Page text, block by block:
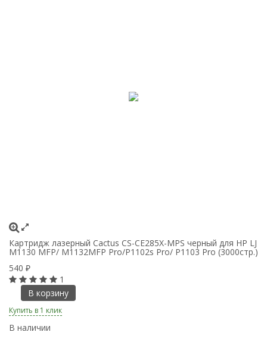
Картридж лазерный Cactus CS-CE285X-MPS черный для HP LJ
M1130 MFP/ M1132MFP Pro/P1102s Pro/ P1103 Pro (3000стр.)
540 ₽
1
В корзину
Купить в 1 клик
В наличии